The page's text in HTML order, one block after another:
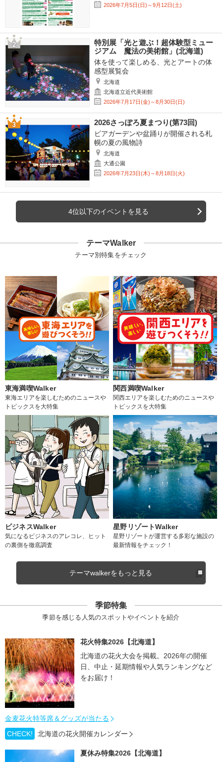
2026年7月5日(日)～9月12日(土)
特別展「光と遊ぶ！超体験型ミュー
ジアム 魔法の美術館」(北海道)
体を使って楽しめる、光とアートの体
感型展覧会
北海道
北海道立近代美術館
2026年7月17日(金)～8月30日(日)
2026さっぽろ夏まつり(第73回)
ビアガーデンや盆踊りが開催される札
幌の夏の風物詩
北海道
大通公園
2026年7月23日(木)～8月18日(火)
4位以下のイベントを見る
テーマWalker
テーマ別特集をチェック
東海満喫Walker
東海エリアを楽しむためのニュースや
トピックスを大特集
関西満喫Walker
関西エリアを楽しむためのニュースや
トピックスを大特集
ビジネスWalker
気になるビジネスのアレコレ、ヒット
の裏側を徹底調査
星野リゾートWalker
星野リゾートが運営する多彩な施設の
最新情報をチェック！
テーマwalkerをもっと見る
季節特集
季節を感じる人気のスポットやイベントを紹介
花火特集2026【北海道】
北海道の花火大会を掲載。2026年の開催
日、中止・延期情報や人気ランキングなど
をお届け！
金麦花火特等席＆グッズが当たる
CHECK!
北海道の花火開催カレンダー
夏休み特集2026【北海道】